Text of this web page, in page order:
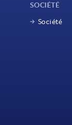
SOCIÉTÉ
Société